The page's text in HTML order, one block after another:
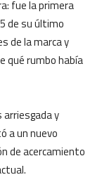
fue la primera
de su último
de la marca y
qué rumbo había
arriesgada y
a un nuevo
de acercamiento